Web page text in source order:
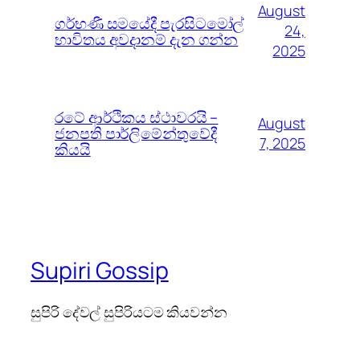
ගර්භණී සමයේදී පැරසිටමෝල්
භාවිතය අවදානම් දැන ගන්න
August
24,
2025
රටේ ආර්ථිකය ස්ථාවරයි –
ජනපති පාර්ලිමේන්තුවේදී
කියයි
August
7, 2025
Supiri Gossip
සුපිරි දේවල් සුපිරියටම කියවන්න